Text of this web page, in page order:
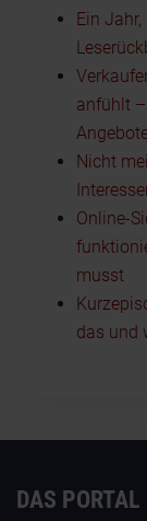
Ein
anfühlt
Nicht
Online-
musst
das und
DAS PORTAL